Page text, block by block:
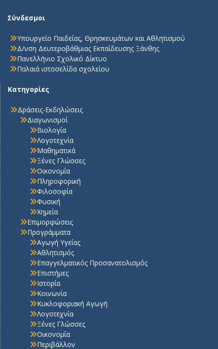
Σύνδεσμοι
Υπουργείο Παιδείας, Θρησκευμάτων και Αθλητισμού
Δ/νση Δευτεροβάθμιας Εκπαίδευσης Ξάνθης
Πανελλήνιο Σχολικό Δίκτυο
Παλαιά ιστοσελίδα σχολείου
Κατηγορίες
Δράσεις-Εκδηλώσεις
Διαγωνισμοί
Βιολογία
Λογοτεχνία
Μαθηματικά
Ξένες Γλώσσες
Οικονομία
Πληροφορική
Φιλοσοφία
Φυσική
Χημεία
Επιμορφώσεις
Προγράμματα
Αγωγή Υγείας
Αθλητισμός
Επαγγελματικός Προσανατολισμός
Επιστήμες
Ιστορία
Κοινωνία
Κυκλοφοριακή Αγωγή
Λογοτεχνία
Ξένες Γλώσσες
Οικονομία
Περιβάλλον